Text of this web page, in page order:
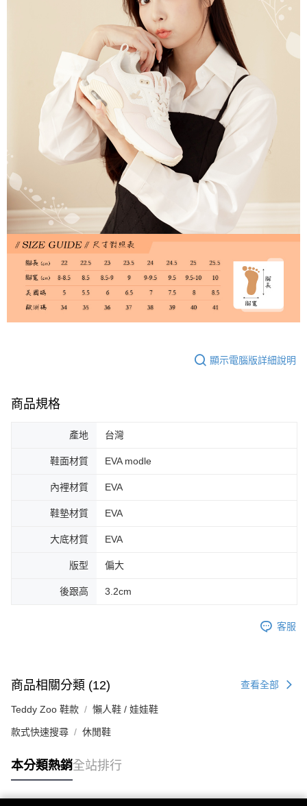
顯示電腦版詳細說明
商品規格
產地 台灣
鞋面材質 EVA modle
內裡材質 EVA
鞋墊材質 EVA
大底材質 EVA
版型 偏大
後跟高 3.2cm
客服
商品相關分類 (12) 查看全部
Teddy Zoo 鞋款 懶人鞋 / 娃娃鞋
款式快速搜尋 休閒鞋
本分類熱銷全站排行